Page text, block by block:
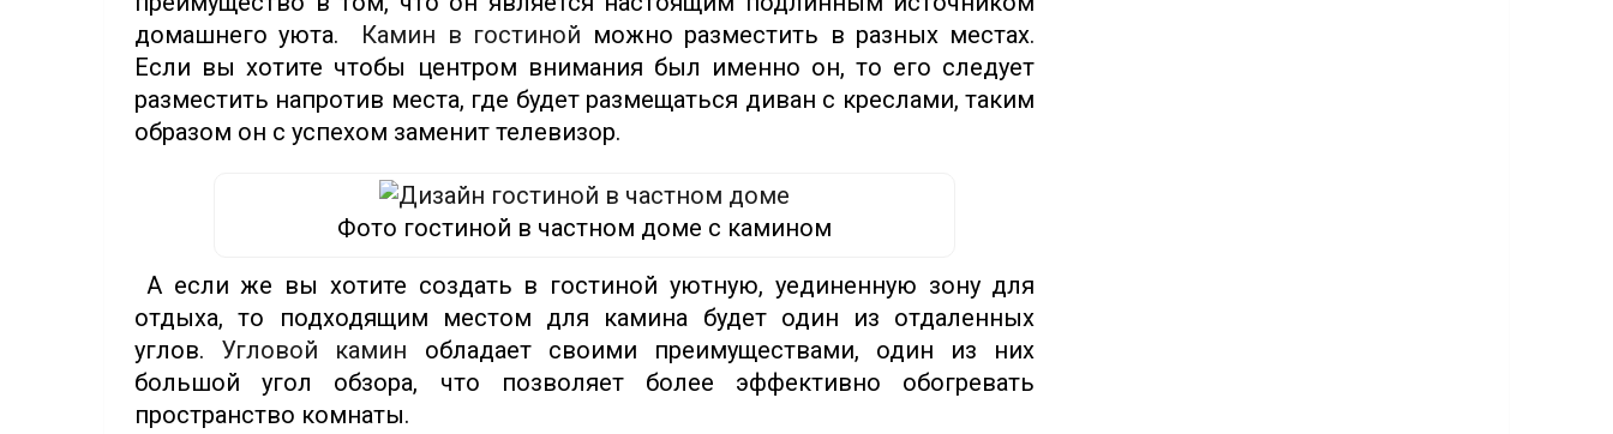
домашнего уюта. Камин в гостиной можно разместить в разных местах.
Если вы хотите чтобы центром внимания был именно он, то его следует
разместить напротив места, где будет размещаться диван с креслами, таким
образом он с успехом заменит телевизор.
Фото гостиной в частном доме с камином
А если же вы хотите создать в гостиной уютную, уединенную зону для
отдыха, то подходящим местом для камина будет один из отдаленных
углов. Угловой камин обладает своими преимуществами, один из них
большой угол обзора, что позволяет более эффективно обогревать
пространство комнаты.